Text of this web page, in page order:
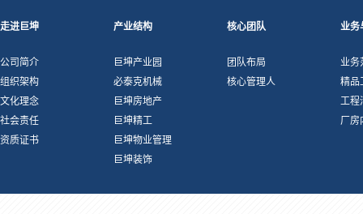
走进巨坤
公司简介
组织架构
文化理念
社会责任
资质证书
产业结构
巨坤产业园
必泰克机械
巨坤房地产
巨坤精工
巨坤物业管理
巨坤装饰
核心团队
团队布局
核心管理人
业务
业务
精品
工程
厂房